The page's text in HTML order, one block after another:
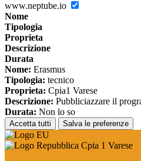
www.neptube.io
Nome
Tipologia
Proprieta
Descrizione
Durata
Nome: Erasmus
Tipologia: tecnico
Proprieta: Cpia1 Varese
Descrizione: Pubbliciazzare il
Durata: Non lo so
Accetta tutti Salva le preferenze
Cpia 1 Varese